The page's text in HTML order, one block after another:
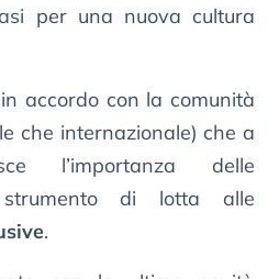
per una nuova cultura
accordo con la comunità
che internazionale) che a
l’importanza delle
strumento di lotta alle
.